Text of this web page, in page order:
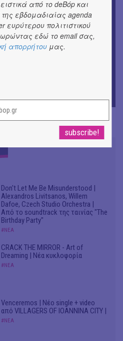
έργα και ημέρες
- Συνομιλώντας με
Don't Let Me Be Misunderstood |
Alexandros Livitsanos, Willem
Dafoe, Czech Studio Orchestra |
Από το soundtrack της ταινίας "The
Birthday Party"
#ΝΕΑ
CRACK THE MIRROR - Art of
Dreaming | Νέα κυκλοφορία
#ΝΕΑ
Venceremos | Νέο single + video
από VILLAGERS OF IOANNINA CITY |
#ΝΕΑ
από το deBόp και
εβδομαδιαίας agenda
ευρύτερου πολιτιστικού
εδώ το email σας,
απορρήτου μας.